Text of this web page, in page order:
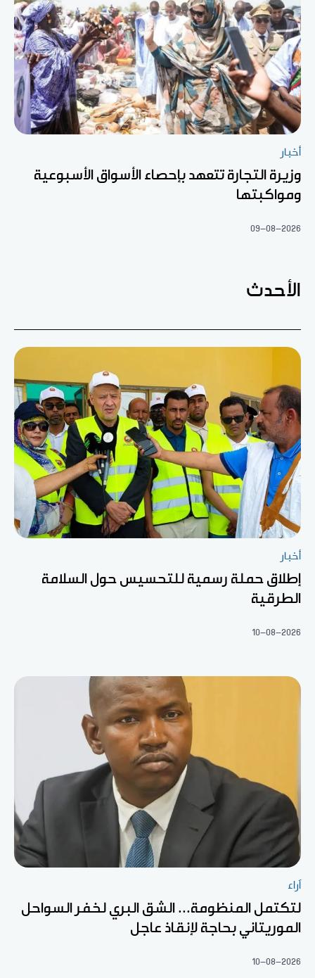
أخبار
وزيرة التجارة تتعهد بإحصاء الأسواق الأسبوعية
ومواكبتها
09-08-2026
الأحدث
أخبار
إطلاق حملة رسمية للتحسيس حول السلامة
الطرقية
10-08-2026
آراء
لتكتمل المنظومة... الشق البري لخفر السواحل
الموريتاني بحاجة لإنقاذ عاجل
10-08-2026